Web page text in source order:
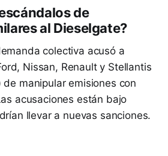
de
al Dieselgate?
colectiva acusó a
Nissan, Renault y Stellantis
de manipular emisiones con
acusaciones están bajo
llevar a nuevas sanciones.